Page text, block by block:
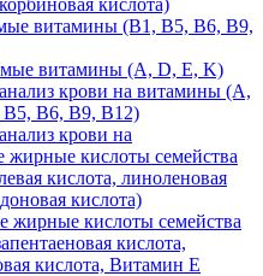
кислота)
витамины (B1, B5, B6, В9,
витамины (A, D, E, K)
крови на витамины (A,
B6, В9, B12)
крови на
кислоты семейства
кислота, линоленовая
кислота)
кислоты семейства
кислота,
кислота, Витамин E